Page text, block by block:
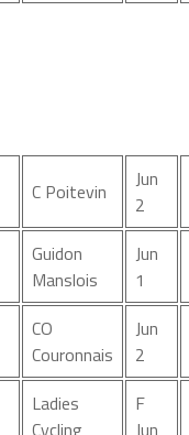
C Poitevin
Jun
2
Guidon
Manslois
Jun
1
CO
Couronnais
Jun
2
Ladies
Cycling
F
Jun